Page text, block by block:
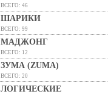
ВСЕГО: 46
ШАРИКИ
ВСЕГО: 99
МАДЖОНГ
ВСЕГО: 12
ЗУМА (ZUMA)
ВСЕГО: 20
ЛОГИЧЕСКИЕ